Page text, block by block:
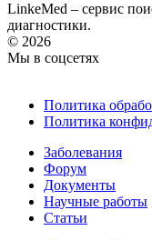
LinkeMed – сервис
диагностики.
© 2026
Мы в соцсетях
Политика
Политика
Заболевания
Форум
Документы
Научные работы
Статьи